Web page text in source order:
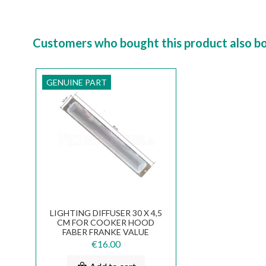
Customers who bought this product also
GENUINE PART
LIGHTING DIFFUSER 30 X 4,5
CM FOR COOKER HOOD
FABER FRANKE VALUE
133.0059.014
€16.00